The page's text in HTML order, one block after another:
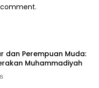
dan Perempuan Muda:
Muhammadiyah